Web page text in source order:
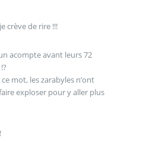
crève de rire !!!
acompte avant leurs 72
mot, les zarabyles n’ont
exploser pour y aller plus